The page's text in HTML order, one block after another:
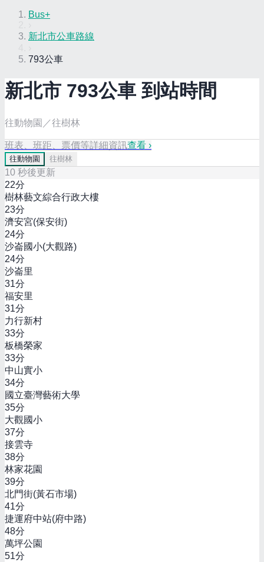
Bus+
新北市公車路線
793公車
新北市 793公車 到站時間
往動物園／往樹林
班表、班距、票價等詳細資訊查看 ›
往動物園 往樹林
10 秒後更新
22分
樹林藝文綜合行政大樓
23分
濟安宮(保安街)
24分
沙崙國小(大觀路)
24分
沙崙里
31分
福安里
31分
力行新村
33分
板橋榮家
33分
中山實小
34分
國立臺灣藝術大學
35分
大觀國小
37分
接雲寺
38分
林家花園
39分
北門街(黃石市場)
41分
捷運府中站(府中路)
48分
萬坪公園
51分